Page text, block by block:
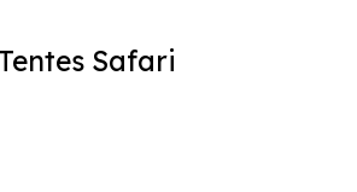
Tentes Safari